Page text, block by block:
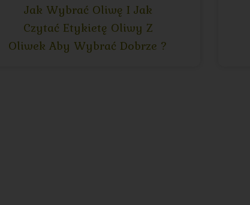
Jak Wybrać Oliwę I Jak
Czytać Etykietę Oliwy Z
Oliwek Aby Wybrać Dobrze ?